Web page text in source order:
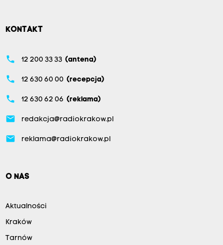
KONTAKT
phone 12 200 33 33 (antena)
phone 12 630 60 00 (recepcja)
phone 12 630 62 06 (reklama)
email redakcja@radiokrakow.pl
email reklama@radiokrakow.pl
O NAS
Aktualności
Kraków
Tarnów